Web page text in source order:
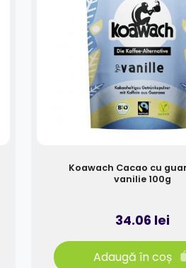
Koawach Cacao cu
vanilie 100g
34.06 lei
Adaugă în coș